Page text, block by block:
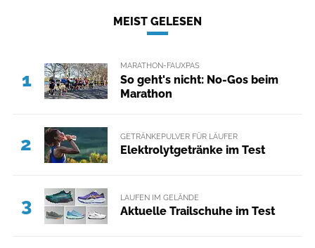
MEIST GELESEN
1
MARATHON-FAUXPAS
So geht's nicht: No-Gos beim
Marathon
2 GETRÄNKEPULVER FÜR LÄUFER
Elektrolytgetränke im Test
3 LAUFEN IM GELÄNDE
Aktuelle Trailschuhe im Test